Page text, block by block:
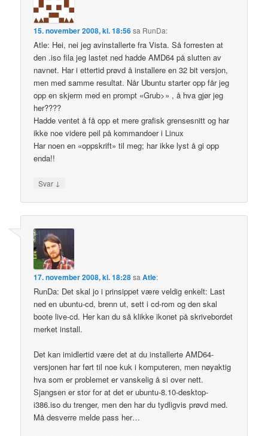
15. november 2008, kl. 18:56sa RunDa:
Atle: Hei, nei jeg avinstallerte fra Vista. Så forresten at
den .iso fila jeg lastet ned hadde AMD64 på slutten av
navnet. Har i ettertid prøvd å installere en 32 bit versjon,
men med samme resultat. Når Ubuntu starter opp får jeg
opp en skjerm med en prompt «Grub>» , å hva gjør jeg
her????
Hadde ventet å få opp et mere grafisk grensesnitt og har
ikke noe videre peil på kommandoer i Linux
Har noen en «oppskrift» til meg; har ikke lyst å gi opp
enda!!
Svar ↓
17. november 2008, kl. 18:28sa Atle:
RunDa: Det skal jo i prinsippet være veldig enkelt: Last
ned en ubuntu-cd, brenn ut, sett i cd-rom og den skal
boote live-cd. Her kan du så klikke ikonet på skrivebordet
merket install.
Det kan imidlertid være det at du installerte AMD64-
versjonen har ført til noe kuk i komputeren, men nøyaktig
hva som er problemet er vanskelig å si over nett.
Sjangsen er stor for at det er ubuntu-8.10-desktop-
i386.iso du trenger, men den har du tydligvis prøvd med.
Må desverre melde pass her…